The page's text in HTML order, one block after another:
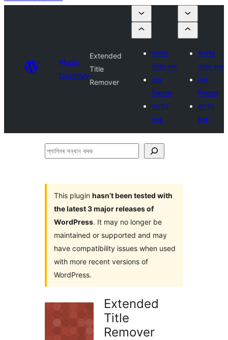
Plugin
Directory
Extended
Title
Remover
প্লাগিন
দাখিল কৰক
মোৰ
প্ৰিয়বোৰ
লগ ইন
কৰক
প্লাগিন
দাখিল কৰক
মোৰ
প্ৰিয়বোৰ
লগ ইন
কৰক
প্লাগিনৰ
This plugin hasn’t been tested with
the latest 3 major releases of
WordPress. It may no longer be
maintained or supported and may
have compatibility issues when used
with more recent versions of
WordPress.
Extended
Title
Remover